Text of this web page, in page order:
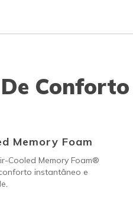
Conforto
Memory Foam
Cooled Memory Foam®
instantâneo e